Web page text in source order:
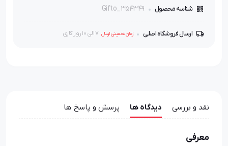
شناسه محصول Gifto_354349
ارسال فروشگاه اصلی زمان تخمینی ارسال
نقد و بررسی دیدگاه ها پرسش و پاسخ ها
معرفی